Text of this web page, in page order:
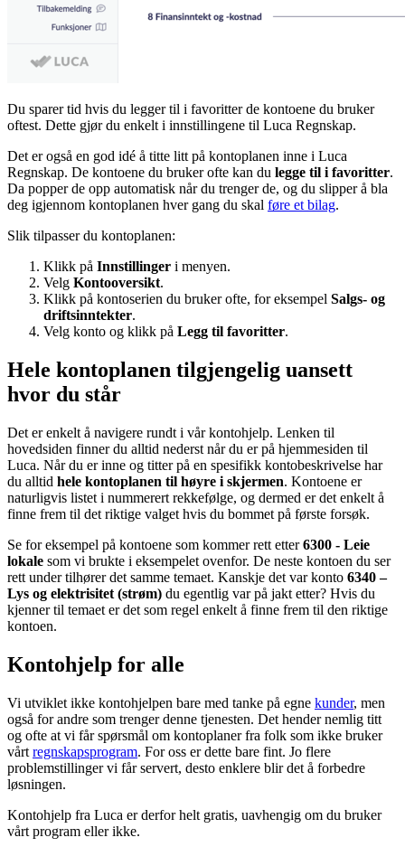
Du sparer tid hvis du legger til i favoritter de kontoene du bruker
oftest. Dette gjør du enkelt i innstillingene til Luca Regnskap.
Det er også en god idé å titte litt på kontoplanen inne i Luca
Regnskap. De kontoene du bruker ofte kan du legge til i favoritter.
Da popper de opp automatisk når du trenger de, og du slipper å bla
deg igjennom kontoplanen hver gang du skal føre et bilag.
Slik tilpasser du kontoplanen:
Klikk på Innstillinger i menyen.
Velg Kontooversikt.
Klikk på kontoserien du bruker ofte, for eksempel Salgs- og
driftsinntekter.
Velg konto og klikk på Legg til favoritter.
Hele kontoplanen tilgjengelig uansett
hvor du står
Det er enkelt å navigere rundt i vår kontohjelp. Lenken til
hovedsiden finner du alltid nederst når du er på hjemmesiden til
Luca. Når du er inne og titter på en spesifikk kontobeskrivelse har
du alltid hele kontoplanen til høyre i skjermen. Kontoene er
naturligvis listet i nummerert rekkefølge, og dermed er det enkelt å
finne frem til det riktige valget hvis du bommet på første forsøk.
Se for eksempel på kontoene som kommer rett etter6300 - Leie
lokale som vi brukte i eksempelet ovenfor. De neste kontoen du ser
rett under tilhører det samme temaet. Kanskje det var konto 6340 –
Lys og elektrisitet (strøm) du egentlig var på jakt etter? Hvis du
kjenner til temaet er det som regel enkelt å finne frem til den riktige
kontoen.
Kontohjelp for alle
Vi utviklet ikke kontohjelpen bare med tanke på egne kunder, men
også for andre som trenger denne tjenesten. Det hender nemlig titt
og ofte at vi får spørsmål om kontoplaner fra folk som ikke bruker
vårt regnskapsprogram. For oss er dette bare fint. Jo flere
problemstillinger vi får servert, desto enklere blir det å forbedre
løsningen.
Kontohjelp fra Luca er derfor helt gratis, uavhengig om du bruker
vårt program eller ikke.